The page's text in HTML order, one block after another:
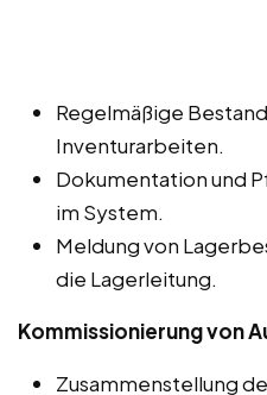
Regelmäßige
Inventurarbeiten.
Dokumentation und
im System.
Meldung von
die Lagerleitung.
Kommissionierung von
Zusammenstellung